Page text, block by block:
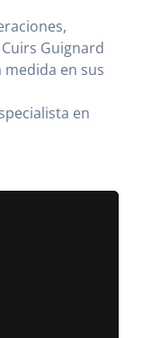
Guignard
en sus
en